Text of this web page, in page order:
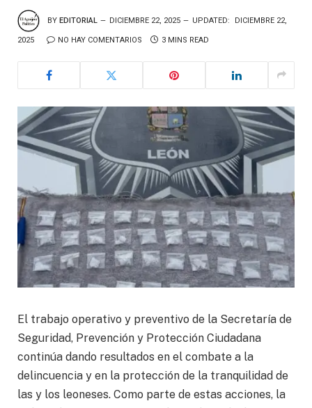
BY EDITORIAL DICIEMBRE 22, 2025 UPDATED: DICIEMBRE 22,
2025 NO HAY COMENTARIOS 3 MINS READ
El trabajo operativo y preventivo de la Secretaría de
Seguridad, Prevención y Protección Ciudadana
continúa dando resultados en el combate a la
delincuencia y en la protección de la tranquilidad de
las y los leoneses. Como parte de estas acciones, la